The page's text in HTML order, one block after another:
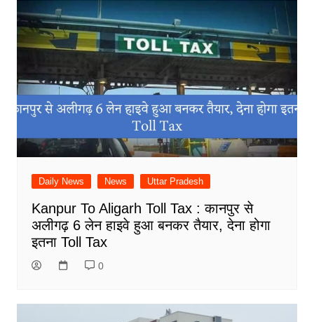
Daily News News Uttar Pradesh
Kanpur To Aligarh Toll Tax : कानपुर से
अलीगढ़ 6 लेन हाइवे हुआ बनकर तैयार, देना होगा
इतना Toll Tax
0